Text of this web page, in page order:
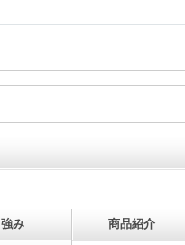
強み 商品紹介